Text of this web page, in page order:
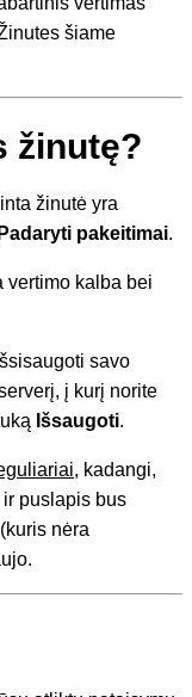
šiame
žinutę?
žinutė yra
Padaryti pakeitimai.
vertimo kalba bei
savo
į kurį norite
Išsaugoti.
, kadangi,
puslapis bus
nėra